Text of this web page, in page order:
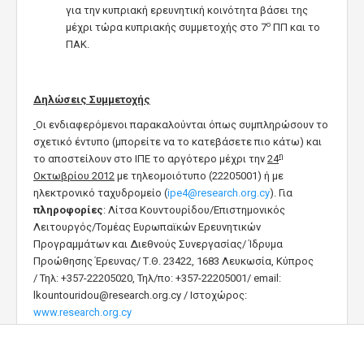
για την κυπριακή ερευνητική κοινότητα βάσει της
μέχρι τώρα κυπριακής συμμετοχής στο 7ο ΠΠ και το
ΠΑΚ.
Δηλώσεις Συμμετοχής
Οι ενδιαφερόμενοι παρακαλούνται όπως συμπληρώσουν το
σχετικό έντυπο (μπορείτε να το κατεβάσετε πιο κάτω) και
το αποστείλουν στο ΙΠΕ το αργότερο μέχρι την 24η
Οκτωβρίου 2012 με τηλεομοιότυπο (22205001) ή με
ηλεκτρονικό ταχυδρομείο (ipe4@research.org.cy). Για
πληροφορίες: Λίτσα Κουντουρίδου/Επιστημονικός
Λειτουργός/Τομέας Ευρωπαϊκών Ερευνητικών
Προγραμμάτων και Διεθνούς Συνεργασίας/ Ίδρυμα
Προώθησης Έρευνας/ Τ.Θ. 23422, 1683 Λευκωσία, Κύπρος
/ Τηλ: +357-22205020, Τηλ/πο: +357-22205001/ email:
lkountouridou@research.org.cy / Ιστοχώρος:
www.research.org.cy